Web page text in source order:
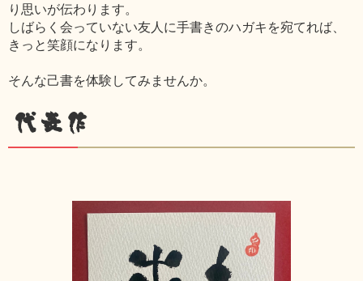
り思いが伝わります。
しばらく会っていない友人に手書きのハガキを宛てれば、
きっと笑顔になります。
そんな己書を体験してみませんか。
代表作